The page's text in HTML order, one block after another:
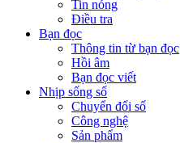
Tin nóng
Điều tra
Bạn đọc
Thông tin từ bạn đọc
Hồi âm
Bạn đọc viết
Nhịp sống số
Chuyển đổi số
Công nghệ
Sản phẩm